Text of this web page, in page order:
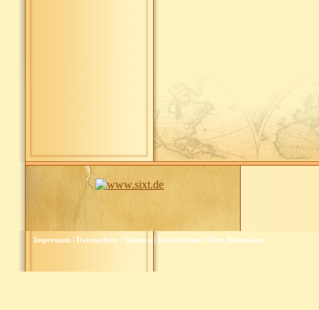
Impressum| Datenschutz| Sitemap| Reise buchen| Über Reiseoasen